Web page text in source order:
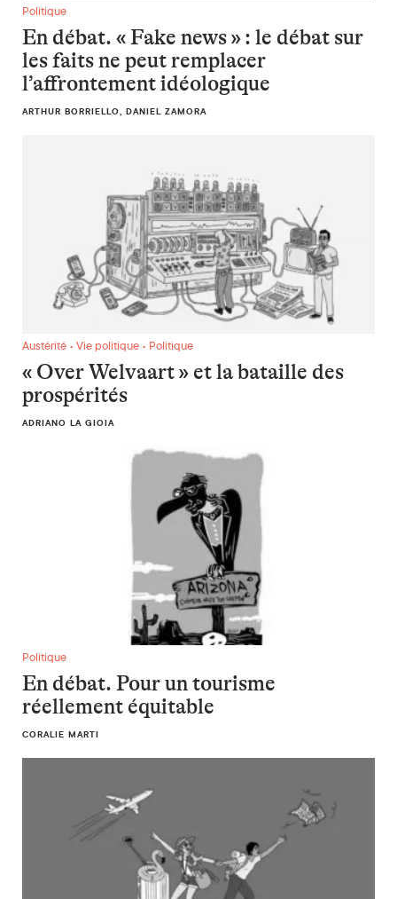
En débat. « Fake news » : le débat sur les faits ne peut
Politique
En débat. « Fake news » : le débat sur
les faits ne peut remplacer
l’affrontement idéologique
ARTHUR BORRIELLO, DANIEL ZAMORA
« Over Welvaart » et la bataille des prospérités
Austérité • Vie politique • Politique
« Over Welvaart » et la bataille des
prospérités
ADRIANO LA GIOIA
En débat. Pour un tourisme réellement équitable
Politique
En débat. Pour un tourisme
réellement équitable
CORALIE MARTI